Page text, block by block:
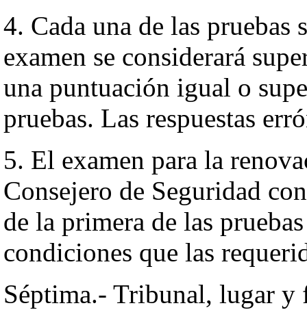
4. Cada una de las
examen se considerará
una puntuación igual o
pruebas. Las respuestas
5. El examen para la
Consejero de Seguridad
de la primera de las
condiciones que las
Séptima.- Tribunal, lugar y